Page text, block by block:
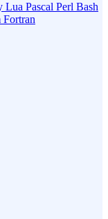
Lua Pascal Perl Bash
Fortran